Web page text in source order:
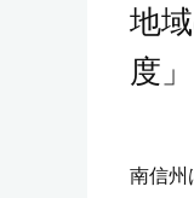
地
度」
南信州